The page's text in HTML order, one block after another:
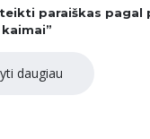
paraiškas pagal
daugiau